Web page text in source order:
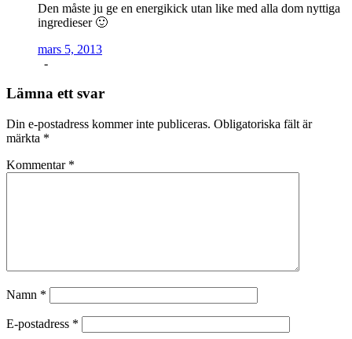
Den måste ju ge en energikick utan like med alla dom nyttiga
ingredieser 🙂
mars 5, 2013
-
Lämna ett svar
Din e-postadress kommer inte publiceras. Obligatoriska fält är
märkta *
Kommentar *
Namn *
E-postadress *